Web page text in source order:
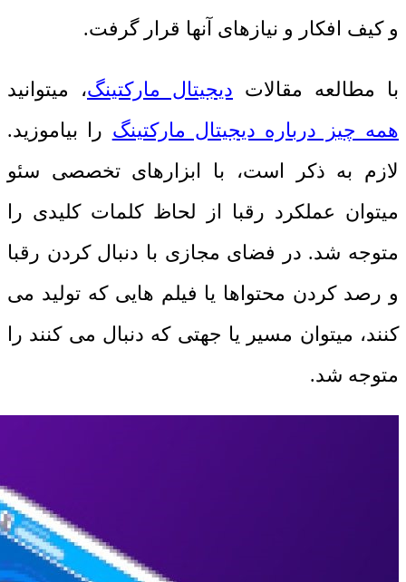
و کیف افکار و نیازهای آنها قرار گرفت.
با مطالعه مقالات دیجیتال مارکتینگ، میتوانید
همه چیز درباره دیجیتال مارکتینگ را بیاموزید.
لازم به ذکر است، با ابزارهای تخصصی سئو
میتوان عملکرد رقبا از لحاظ کلمات کلیدی را
متوجه شد. در فضای مجازی با دنبال کردن رقبا
و رصد کردن محتواها یا فیلم هایی که تولید می
کنند، میتوان مسیر یا جهتی که دنبال می کنند را
متوجه شد.